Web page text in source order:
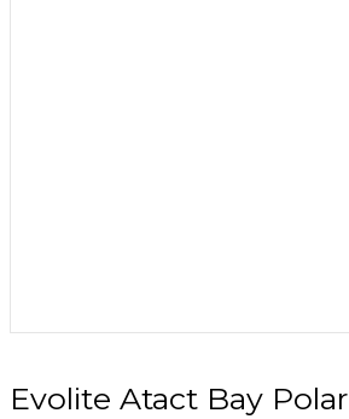
Evolite Atact Bay Polar